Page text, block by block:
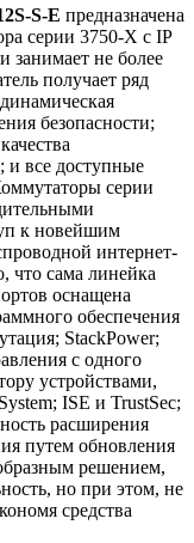
S-E предназначена
серии 3750-X с IP
занимает не более
получает ряд
безопасности;
и все доступные
серии
к новейшим
интернет-
что сама линейка
оснащена
обеспечения
StackPower;
с одного
устройствами,
ISE и TrustSec;
расширения
путем обновления
решением,
но при этом, не
средства